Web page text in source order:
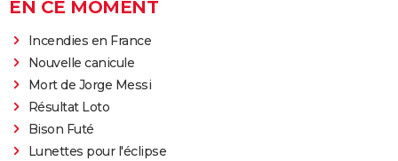
EN CE MOMENT
Incendies en France
Nouvelle canicule
Mort de Jorge Messi
Résultat Loto
Bison Futé
Lunettes pour l'éclipse